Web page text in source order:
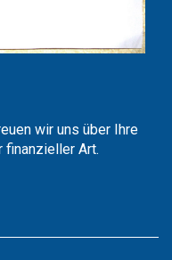
wir uns über Ihre
finanzieller Art.